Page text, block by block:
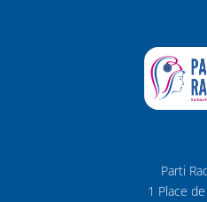
Parti
1 Place